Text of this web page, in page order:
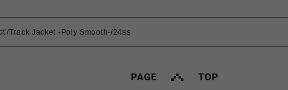
/Track Jacket -Poly Smooth-/24ss